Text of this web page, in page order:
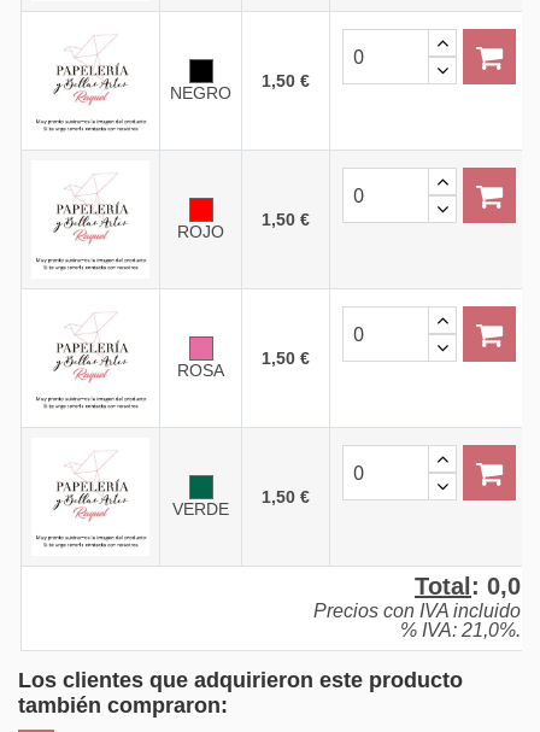
NEGRO
1,50 €
ROJO
1,50 €
ROSA
1,50 €
VERDE
1,50 €
Total : 0,0
Precios con IVA incluido
% IVA: 21,0%.
Los clientes que adquirieron este producto
también compraron: